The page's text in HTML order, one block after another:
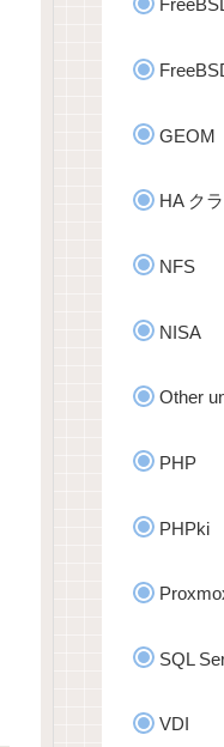
GEOM
HA ク
NFS
NISA
Other
PHP
PHPki
SQL
VDI